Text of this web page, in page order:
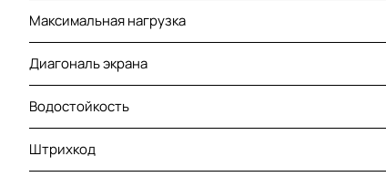
Максимальная нагрузка
Диагональ экрана
Водостойкость
Штрихкод